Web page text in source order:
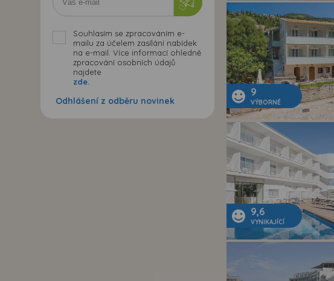
Souhlasím se zpracováním e-
mailu za účelem zasílání nabídek
na e-mail. Více informací ohledně
zpracování osobních údajů
najdete
zde.
Odhlášení z odběru novinek
9
VÝBORNÉ
9,6
VYNIKAJÍCÍ